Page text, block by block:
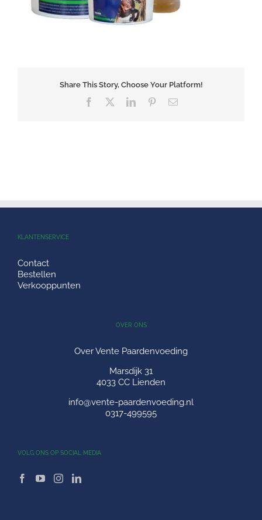
Share This Story, Choose Your Platform!
Facebook LinkedInPinterest
E-
KLANTENSERVICE
Contact
Bestellen
Verkooppunten
OVER ONS
Over Vente Paardenvoeding
Marsdijk 31
4033 CC Lienden
info@vente-paardenvoeding.nl
0317-499595
VOLG ONS OP SOCIAL MEDIA